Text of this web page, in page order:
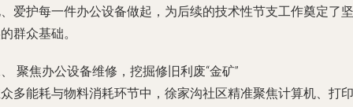
爱护每一件办公设备做起，为后续的技术性节支工作奠定了坚
群众基础。
聚焦办公设备维修，挖掘修旧利废“金矿”
多能耗与物料消耗环节中，徐家沟社区精准聚焦计算机、打印